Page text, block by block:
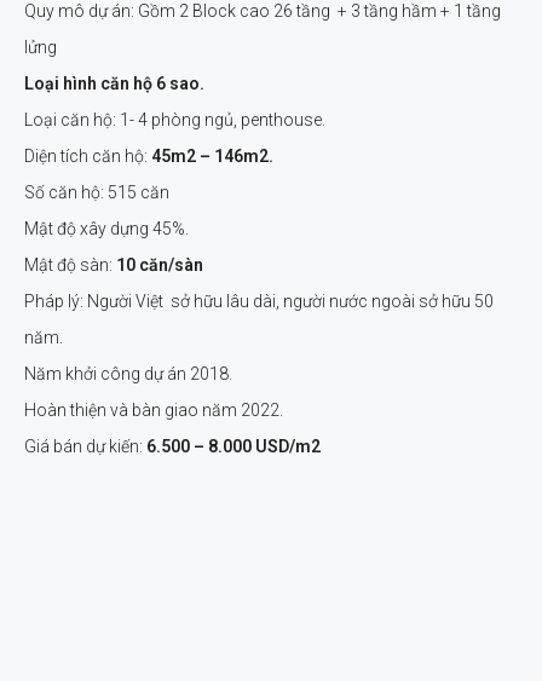
Quy mô dự án: Gồm 2 Block cao 26 tầng + 3 tầng hầm + 1 tầng
lửng
Loại hình căn hộ 6 sao.
Loại căn hộ: 1- 4 phòng ngủ, penthouse.
Diện tích căn hộ: 45m2 – 146m2.
Số căn hộ: 515 căn
Mật độ xây dựng 45%.
Mật độ sàn: 10 căn/sàn
Pháp lý: Người Việt sở hữu lâu dài, người nước ngoài sở hữu 50
năm.
Năm khởi công dự án 2018.
Hoàn thiện và bàn giao năm 2022.
Giá bán dự kiến: 6.500 – 8.000 USD/m2